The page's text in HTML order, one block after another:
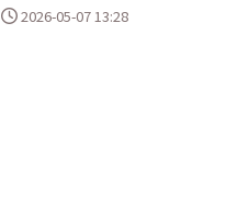
2026-05-07 13:28